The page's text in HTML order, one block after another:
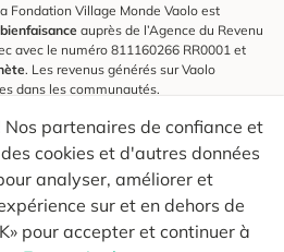
Nos partenaires de confiance et
cookies et d'autres données
analyser, améliorer et
sur et en dehors de
pour accepter et continuer à
Fondation Village Monde Vaolo est
auprès de l’Agence du Revenu
avec le numéro 811160266 RR0001 et
. Les revenus générés sur Vaolo
dans les communautés.
suivre nos explorateurs et recevoir des
Envoyer